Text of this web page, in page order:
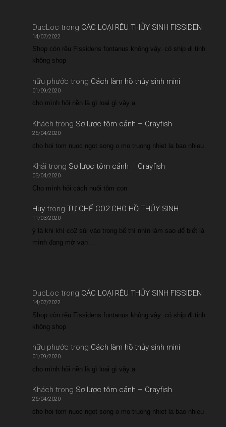
DucLoc trong CÁC LOẠI RÊU THỦY SINH FISSIDEN
14/07/2022
Shop còn rêu Fissidens fontanus không vậy. có ship đi tỉnh
không shop
hữu phước trong Cách làm hồ thủy sinh mini
01/09/2020
cho mình hỏi nền là gì loại gì vậy ạ
Khách trong Sơ lược tôm cảnh – Crayfish
26/04/2020
cho hoi tom nuoc ngot song o mo truong nhiet la bao nhieu
Khải trong Sơ lược tôm cảnh – Crayfish
05/04/2020
Cho mình hỏi cách nuôi tôm con
Huytrong TỰ CHẾ CO2 CHO HỒ THỦY SINH
11/03/2020
ý là khi khí co2 sủi vào trong bể thì nhìn làm sao để biết là
mình đang mở van…
DucLoc trong CÁC LOẠI RÊU THỦY SINH FISSIDEN
14/07/2022
Shop còn rêu Fissidens fontanus không vậy. có ship đi tỉnh
không shop
hữu phước trong Cách làm hồ thủy sinh mini
01/09/2020
cho mình hỏi nền là gì loại gì vậy ạ
Khách trong Sơ lược tôm cảnh – Crayfish
26/04/2020
cho hoi tom nuoc ngot song o mo truong nhiet la bao nhieu